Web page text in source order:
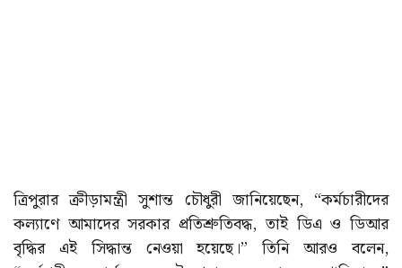
ত্রিপুরার ক্রীড়ামন্ত্রী সুশান্ত চৌধুরী জানিয়েছেন, “কর্মচারীদের
কল্যাণে আমাদের সরকার প্রতিশ্রুতিবদ্ধ, তাই ডিএ ও ডিআর
বৃদ্ধির এই সিদ্ধান্ত নেওয়া হয়েছে।” তিনি আরও বলেন,